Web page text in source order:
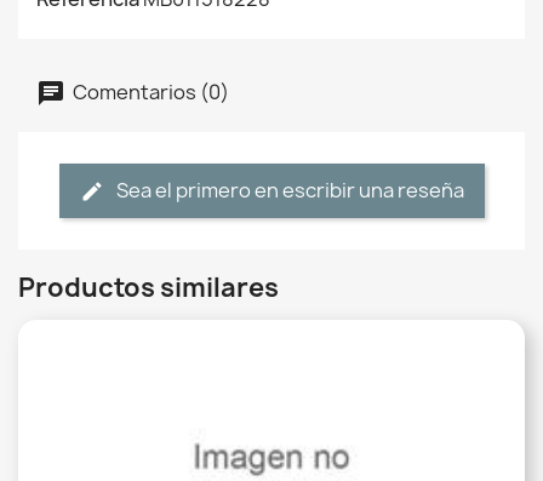
Comentarios (0)
Sea el primero en escribir una reseña
Productos similares